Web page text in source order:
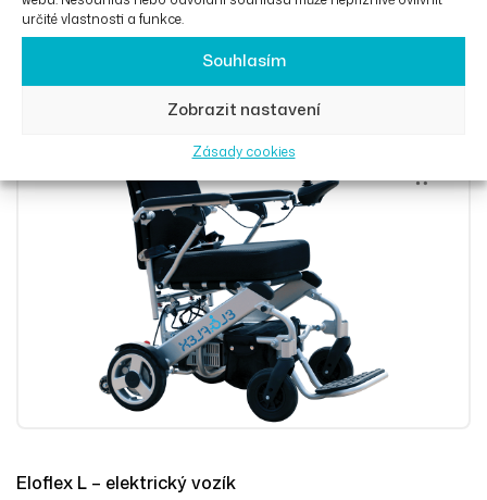
určité vlastnosti a funkce.
Souhlasím
Zobrazit nastavení
Zásady cookies
Eloflex X – elektrický vozík
83 917Kč
Eloflex L – elektrický vozík